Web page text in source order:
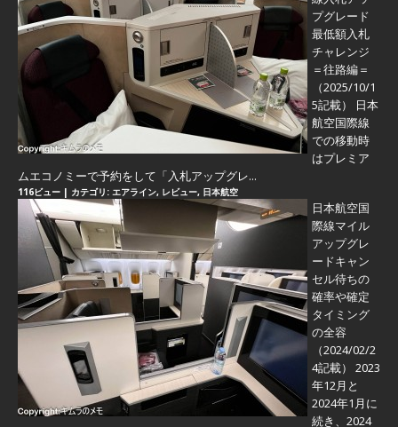
プグレード
最低額入札
チャレンジ
＝往路編＝
（2025/10/1
5記載） 日本
航空国際線
での移動時
はプレミア
ムエコノミーで予約をして「入札アップグレ...
116ビュー | カテゴリ: エアライン, レビュー, 日本航空
日本航空国
際線マイル
アップグレ
ードキャン
セル待ちの
確率や確定
タイミング
の全容
（2024/02/2
4記載） 2023
年12月と
2024年1月に
続き、2024